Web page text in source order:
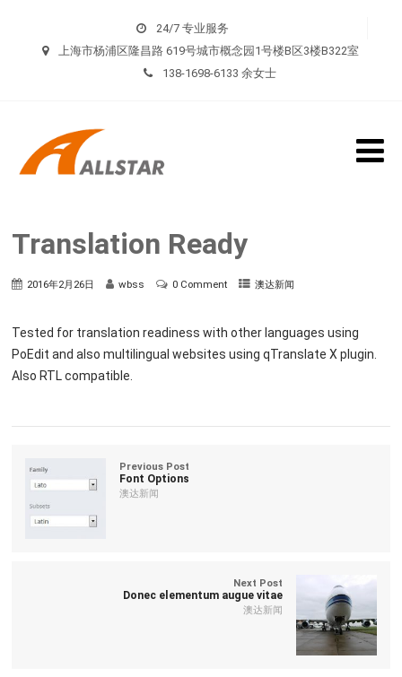
24/7 专业服务
上海市杨浦区隆昌路 619号城市概念园1号楼B区3楼B322室
138-1698-6133 余女士
Translation Ready
2016年2月26日 wbss 0 Comment 澳达新闻
Tested for translation readiness with other languages using
PoEdit and also multilingual websites using qTranslate X plugin.
Also RTL compatible.
Previous Post
Font Options
澳达新闻
Next Post
Donec elementum augue vitae
澳达新闻